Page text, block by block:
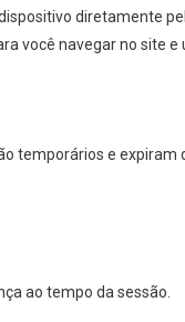
diretamente
você navegar no site e
temporários e
ao tempo da sessão.